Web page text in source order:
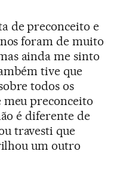
de preconceito e
foram de muito
ainda me sinto
tive que
todos os
meu preconceito
é diferente de
travesti que
um outro